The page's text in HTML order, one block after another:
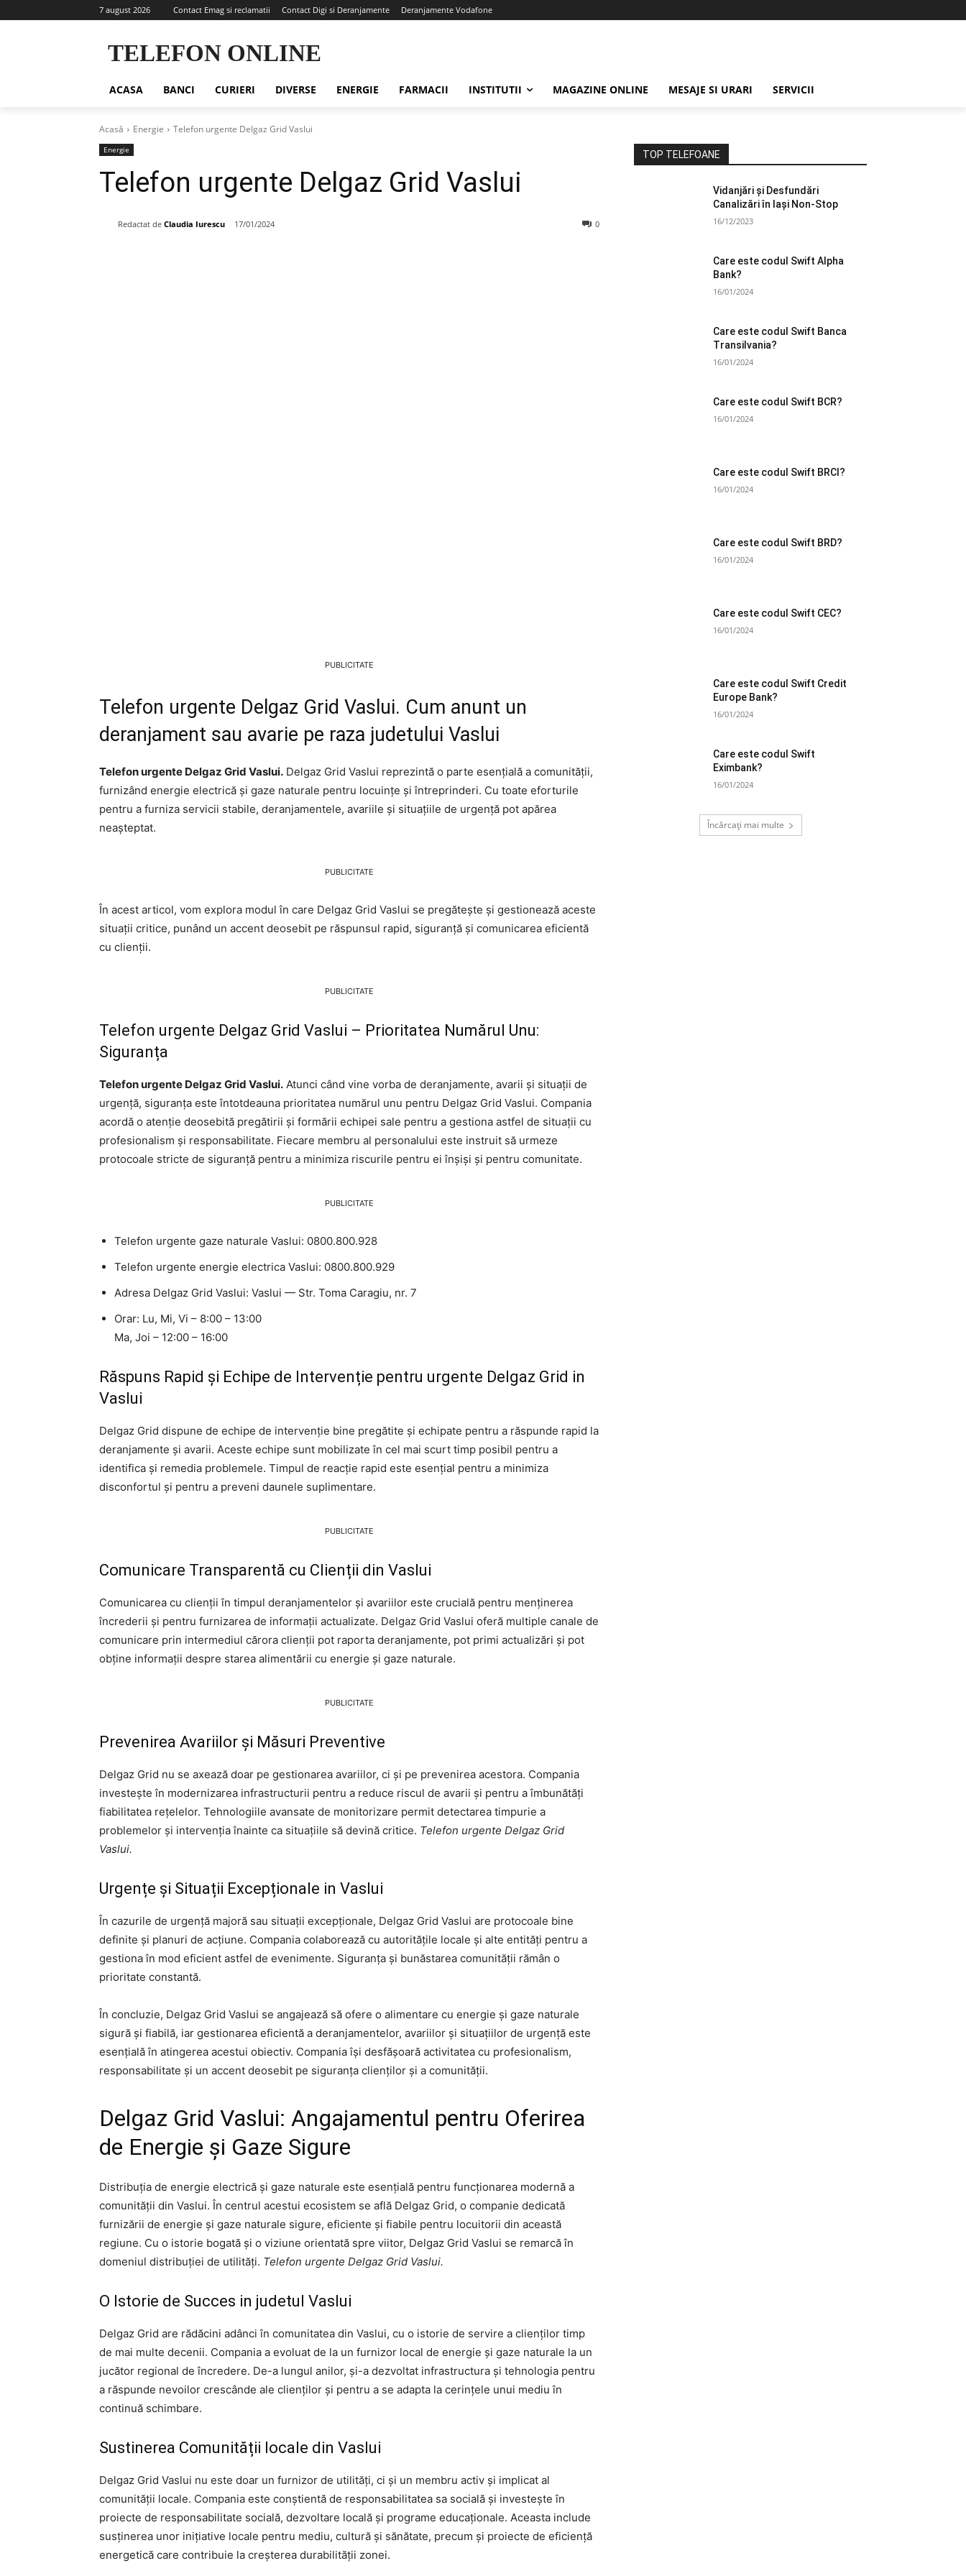
7 august 2026 Contact Emag si reclamatii Contact Digi si Deranjamente Deranjamente Vodafone
TELEFON ONLINE
ACASA BANCI CURIERI DIVERSE ENERGIE FARMACII INSTITUTII MAGAZINE ONLINE MESAJE SI URARI SERVICII
Acasă Energie Telefon urgente Delgaz Grid Vaslui
Energie
Telefon urgente Delgaz Grid Vaslui
Redactat de Claudia Iurescu 17/01/2024 0
PUBLICITATE
Telefon urgente Delgaz Grid Vaslui. Cum anunt un
deranjament sau avarie pe raza judetului Vaslui
Telefon urgente Delgaz Grid Vaslui. Delgaz Grid Vaslui reprezintă o parte esențială a comunității,
furnizând energie electrică și gaze naturale pentru locuințe și întreprinderi. Cu toate eforturile
pentru a furniza servicii stabile, deranjamentele, avariile și situațiile de urgență pot apărea
neașteptat.
PUBLICITATE
În acest articol, vom explora modul în care Delgaz Grid Vaslui se pregătește și gestionează aceste
situații critice, punând un accent deosebit pe răspunsul rapid, siguranță și comunicarea eficientă
cu clienții.
PUBLICITATE
Telefon urgente Delgaz Grid Vaslui – Prioritatea Numărul Unu:
Siguranța
Telefon urgente Delgaz Grid Vaslui. Atunci când vine vorba de deranjamente, avarii și situații de
urgență, siguranța este întotdeauna prioritatea numărul unu pentru Delgaz Grid Vaslui. Compania
acordă o atenție deosebită pregătirii și formării echipei sale pentru a gestiona astfel de situații cu
profesionalism și responsabilitate. Fiecare membru al personalului este instruit să urmeze
protocoale stricte de siguranță pentru a minimiza riscurile pentru ei înșiși și pentru comunitate.
PUBLICITATE
Telefon urgente gaze naturale Vaslui: 0800.800.928
Telefon urgente energie electrica Vaslui: 0800.800.929
Adresa Delgaz Grid Vaslui: Vaslui — Str. Toma Caragiu, nr. 7
Orar: Lu, Mi, Vi – 8:00 – 13:00
Ma, Joi – 12:00 – 16:00
Răspuns Rapid și Echipe de Intervenție pentru urgente Delgaz Grid in
Vaslui
Delgaz Grid dispune de echipe de intervenție bine pregătite și echipate pentru a răspunde rapid la
deranjamente și avarii. Aceste echipe sunt mobilizate în cel mai scurt timp posibil pentru a
identifica și remedia problemele. Timpul de reacție rapid este esențial pentru a minimiza
disconfortul și pentru a preveni daunele suplimentare.
PUBLICITATE
Comunicare Transparentă cu Clienții din Vaslui
Comunicarea cu clienții în timpul deranjamentelor și avariilor este crucială pentru menținerea
încrederii și pentru furnizarea de informații actualizate. Delgaz Grid Vaslui oferă multiple canale de
comunicare prin intermediul cărora clienții pot raporta deranjamente, pot primi actualizări și pot
obține informații despre starea alimentării cu energie și gaze naturale.
PUBLICITATE
Prevenirea Avariilor și Măsuri Preventive
Delgaz Grid nu se axează doar pe gestionarea avariilor, ci și pe prevenirea acestora. Compania
investește în modernizarea infrastructurii pentru a reduce riscul de avarii și pentru a îmbunătăți
fiabilitatea rețelelor. Tehnologiile avansate de monitorizare permit detectarea timpurie a
problemelor și intervenția înainte ca situațiile să devină critice. Telefon urgente Delgaz Grid
Vaslui.
Urgențe și Situații Excepționale in Vaslui
În cazurile de urgență majoră sau situații excepționale, Delgaz Grid Vaslui are protocoale bine
definite și planuri de acțiune. Compania colaborează cu autoritățile locale și alte entități pentru a
gestiona în mod eficient astfel de evenimente. Siguranța și bunăstarea comunității rămân o
prioritate constantă.
În concluzie, Delgaz Grid Vaslui se angajează să ofere o alimentare cu energie și gaze naturale
sigură și fiabilă, iar gestionarea eficientă a deranjamentelor, avariilor și situațiilor de urgență este
esențială în atingerea acestui obiectiv. Compania își desfășoară activitatea cu profesionalism,
responsabilitate și un accent deosebit pe siguranța clienților și a comunității.
Delgaz Grid Vaslui: Angajamentul pentru Oferirea
de Energie și Gaze Sigure
Distribuția de energie electrică și gaze naturale este esențială pentru funcționarea modernă a
comunității din Vaslui. În centrul acestui ecosistem se află Delgaz Grid, o companie dedicată
furnizării de energie și gaze naturale sigure, eficiente și fiabile pentru locuitorii din această
regiune. Cu o istorie bogată și o viziune orientată spre viitor, Delgaz Grid Vaslui se remarcă în
domeniul distribuției de utilități. Telefon urgente Delgaz Grid Vaslui.
O Istorie de Succes in judetul Vaslui
Delgaz Grid are rădăcini adânci în comunitatea din Vaslui, cu o istorie de servire a clienților timp
de mai multe decenii. Compania a evoluat de la un furnizor local de energie și gaze naturale la un
jucător regional de încredere. De-a lungul anilor, și-a dezvoltat infrastructura și tehnologia pentru
a răspunde nevoilor crescânde ale clienților și pentru a se adapta la cerințele unui mediu în
continuă schimbare.
Sustinerea Comunității locale din Vaslui
Delgaz Grid Vaslui nu este doar un furnizor de utilități, ci și un membru activ și implicat al
comunității locale. Compania este conștientă de responsabilitatea sa socială și investește în
proiecte de responsabilitate socială, dezvoltare locală și programe educaționale. Aceasta include
susținerea unor inițiative locale pentru mediu, cultură și sănătate, precum și proiecte de eficiență
energetică care contribuie la creșterea durabilității zonei.
TOP TELEFOANE
Vidanjări și Desfundări
Canalizări în Iași Non-Stop
16/12/2023
Care este codul Swift Alpha
Bank?
16/01/2024
Care este codul Swift Banca
Transilvania?
16/01/2024
Care este codul Swift BCR?
16/01/2024
Care este codul Swift BRCI?
16/01/2024
Care este codul Swift BRD?
16/01/2024
Care este codul Swift CEC?
16/01/2024
Care este codul Swift Credit
Europe Bank?
16/01/2024
Care este codul Swift
Eximbank?
16/01/2024
Încărcați mai multe